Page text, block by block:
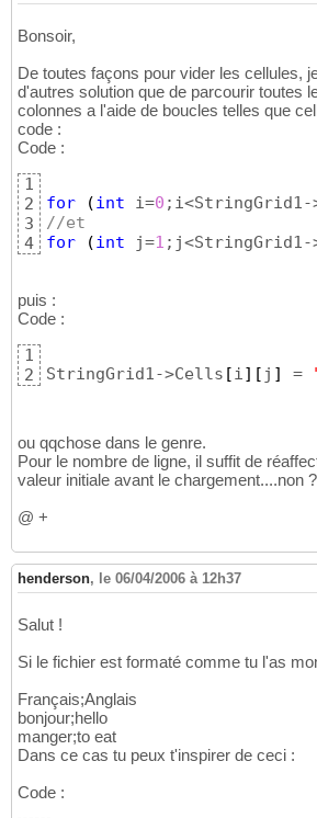
Bonsoir,
De toutes façons pour vider les cellules,
d'autres solution que de parcourir toutes
colonnes a l'aide de boucles telles que
code :
Code :
1
2
3
4
for (int i=0 ;i<StringGrid1-
//et
for
(int j=1 ;j<StringGrid1-
puis :
Code :
1
2
StringGrid1->Cells [i] [ j ] =
ou qqchose dans le genre.
Pour le nombre de ligne, il suffit de
valeur initiale avant le chargement....non ?
@ +
henderson, le 06/04/2006 à 12h37
Salut !
Si le fichier est formaté comme tu l'as
Français;Anglais
bonjour;hello
manger;to eat
Dans ce cas tu peux t'inspirer de ceci :
Code :